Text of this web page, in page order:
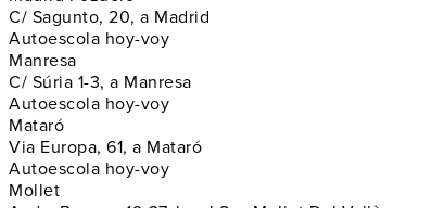
C/ Sagunto, 20, a Madrid
Autoescola hoy-voy
Manresa
C/ Súria 1-3, a Manresa
Autoescola hoy-voy
Mataró
Via Europa, 61, a Mataró
Autoescola hoy-voy
Mollet